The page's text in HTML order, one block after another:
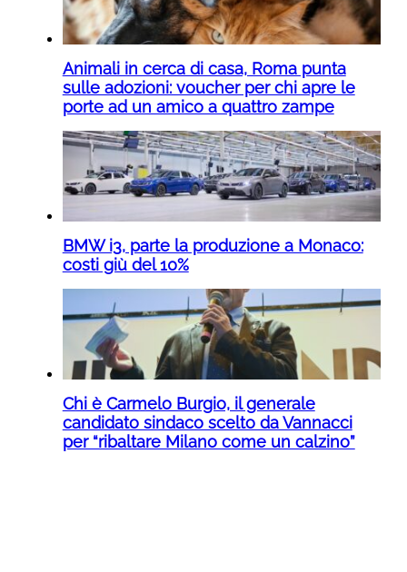
Animali in cerca di casa, Roma punta
sulle adozioni: voucher per chi apre le
porte ad un amico a quattro zampe
BMW i3, parte la produzione a Monaco:
costi giù del 10%
Chi è Carmelo Burgio, il generale
candidato sindaco scelto da Vannacci
per “ribaltare Milano come un calzino”